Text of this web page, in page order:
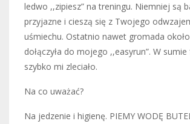
ledwo ,,zipiesz” na treningu. Niemniej są
przyjazne i cieszą się z Twojego
uśmiechu. Ostatnio nawet gromada
dołączyła do mojego ,,easyrun”. W
szybko mi zleciało.
Na co uważać?
Na jedzenie i higienę. PIEMY WODĘ